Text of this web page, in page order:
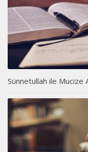
Sünnetullah ile Mucize